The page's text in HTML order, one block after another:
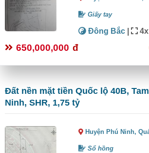
Giấy tay
Đông Bắc |
650,000,000 đ
Đất nền mặt tiền Quốc lộ 40B,
Ninh, SHR, 1,75 tỷ
Huyện Phú Ninh,
Sổ hồng